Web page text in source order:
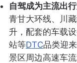
自驾成为主流出
青甘大环线、川藏
升，配套的车载
站等DTC品类迎
景区周边高速车